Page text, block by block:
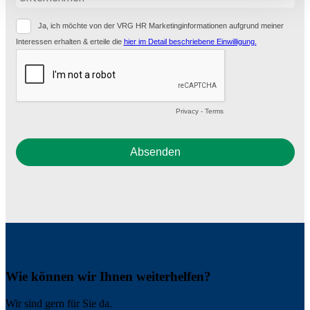
Wie können wir Ihnen weiterhelfen?
Wir sind gern für Sie da.